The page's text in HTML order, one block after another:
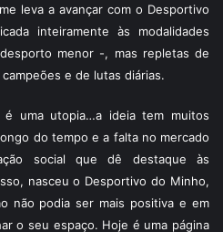
leva a avançar com o Desportivo
inteiramente às modalidades
menor -, mas repletas de
e de lutas diárias.
uma utopia…a ideia tem muitos
do tempo e a falta no mercado
social que dê destaque às
nasceu o Desportivo do Minho,
não podia ser mais positiva e em
o seu espaço. Hoje é uma página